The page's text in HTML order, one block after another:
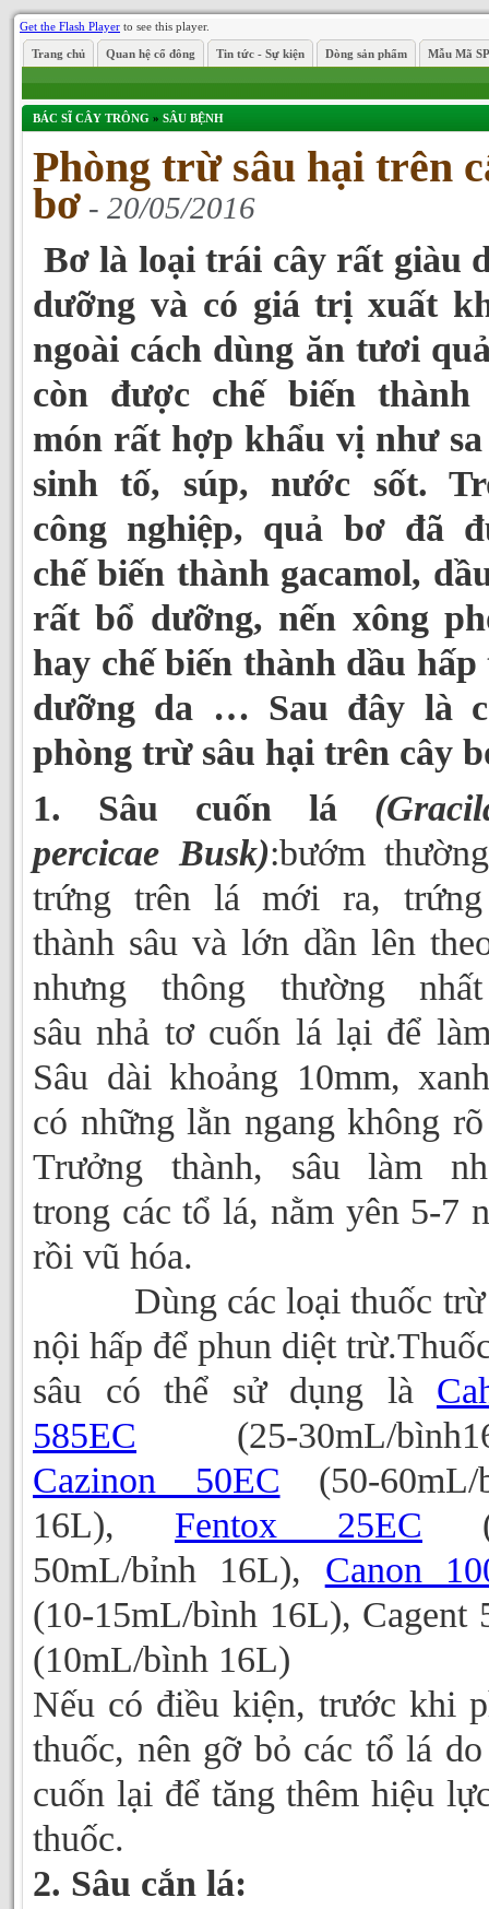
Get the Flash Player to see this player.
Trang chủ Quan hệ cổ đông Tin tức - Sự kiện Dòng sản phẩm Mẫu Mã SP
BÁC SĨ CÂY TRÔNG » SÂU BỆNH
Phòng trừ sâu hại trên
bơ - 20/05/2016
Bơ là loại trái cây rất giàu
dưỡng và có giá trị xuất
ngoài cách dùng ăn tươi
còn được chế biến thành
món rất hợp khẩu vị như
sinh tố, súp, nước sốt.
công nghiệp, quả bơ đã
chế biến thành gacamol,
rất bổ dưỡng, nến xông
hay chế biến thành dầu hấp
dưỡng da … Sau đây là
phòng trừ sâu hại trên cây
1. Sâu cuốn lá
percicae Busk):bướm
trứng trên lá mới ra,
thành sâu và lớn dần lên
nhưng thông thường
sâu nhả tơ cuốn lá lại để
Sâu dài khoảng 10mm,
có những lằn ngang không
Trưởng thành, sâu làm
trong các tổ lá, nằm yên 5-7
rồi vũ hóa.
Dùng các loại thuốc trừ
nội hấp để phun diệt
sâu có thể sử dụng là
585EC (25-30mL/
Cazinon 50EC (50-60mL/
16L), Fentox 25EC
50mL/bỉnh 16L), Canon
(10-15mL/bình 16L), Cagent
(10mL/bình 16L)
Nếu có điều kiện, trước khi
thuốc, nên gỡ bỏ các tổ lá do
cuốn lại để tăng thêm hiệu
thuốc.
2. Sâu cắn lá: